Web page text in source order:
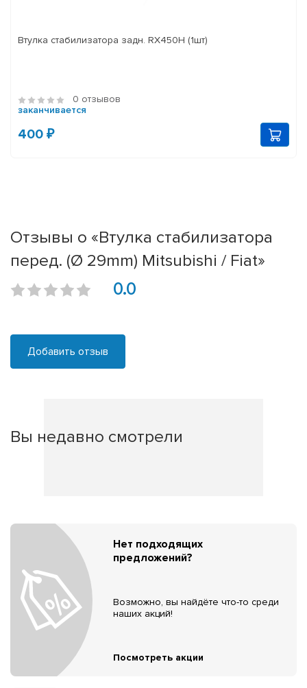
Втулка стабилизатора задн. RX450H (1шт)
0 отзывов
заканчивается
400 ₽
Отзывы о «Втулка стабилизатора
перед. (Ø 29mm) Mitsubishi / Fiat»
0.0
Добавить отзыв
Вы недавно смотрели
Нет подходящих
предложений?
Возможно, вы найдёте что-то среди
наших акций!
Посмотреть акции